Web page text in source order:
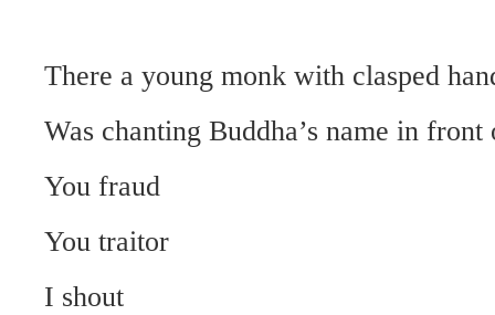
There a young monk with clasped
Was chanting Buddha’s name in
You fraud
You traitor
I shout